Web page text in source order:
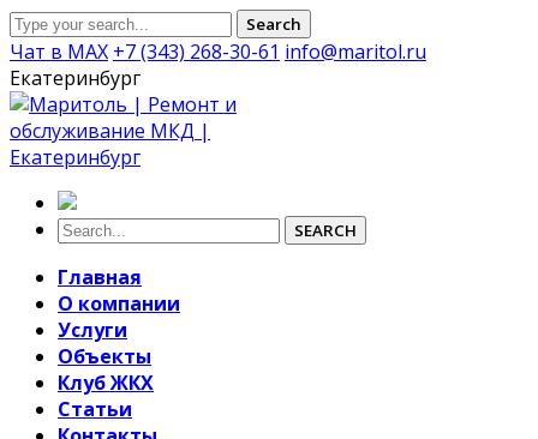
Search
Чат в MAX +7 (343) 268-30-61 info@maritol.ru
Екатеринбург
SEARCH
Главная
О компании
Услуги
Объекты
Клуб ЖКХ
Статьи